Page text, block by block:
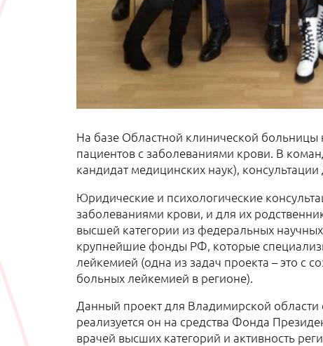
На базе Областной клинической больницы
пациентов с заболеваниями крови. В
кандидат медицинских наук),
Юридические и психологические
заболеваниями крови, и для их
высшей категории из федеральных
крупнейшие фонды РФ, которые
лейкемией (одна из задач проекта – это с
больных лейкемией в регионе).
Данный проект для Владимирской
реализуется он на средства Фонда
врачей высших категорий и активность